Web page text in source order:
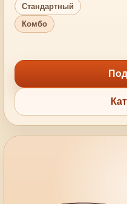
Стандартный
Комбо